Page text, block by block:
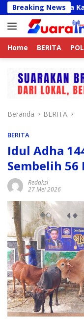
Langsung
ke
konten
Breaking News
Jaga Kamtibmas
Home BERITA
Beranda BERITA
BERITA
Idul Adha
Sembelih 56
Redaksi
27 Mei 2026